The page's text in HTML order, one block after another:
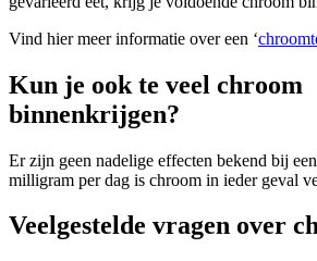
Vind hier meer informatie over een ‘
Kun je ook te veel chroom
binnenkrijgen?
Er zijn geen nadelige effecten bekend bij
milligram per dag is chroom in ieder geval
Veelgestelde vragen over